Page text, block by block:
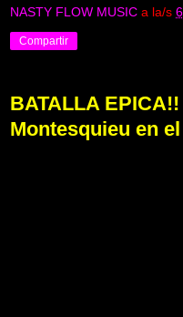
NASTY FLOW MUSIC a la/s
Compartir
BATALLA
Montesquieu en